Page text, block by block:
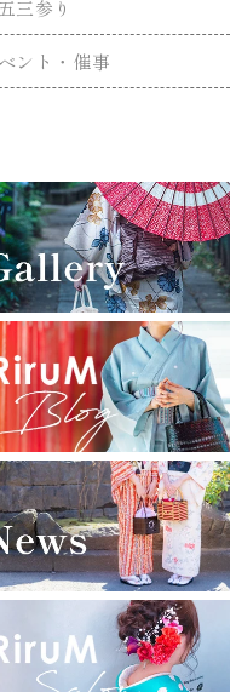
三参り
ント・催事